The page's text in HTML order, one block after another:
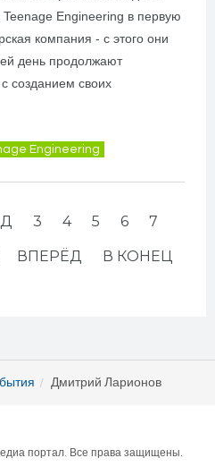
Teenage Engineering в первую
компания - с этого они
день продолжают
созданием своих
Engineering
3 4 5 6 7
ВПЕРЁД В КОНЕЦ
Дмитрий Ларионов
портал. Все права защищены.